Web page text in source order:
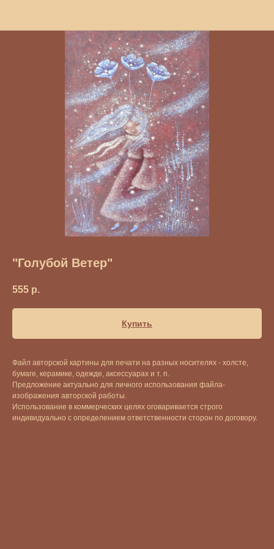
"Голубой Ветер"
555 р.
Купить
Файл авторской картины для печати на разных носителях - холсте,
бумаге, керамике, одежде, аксессуарах и т. п.
Предложение актуально для личного использования файла-
изображения авторской работы.
Использование в коммерческих целях оговаривается строго
индивидуально с определением ответственности сторон по договору.